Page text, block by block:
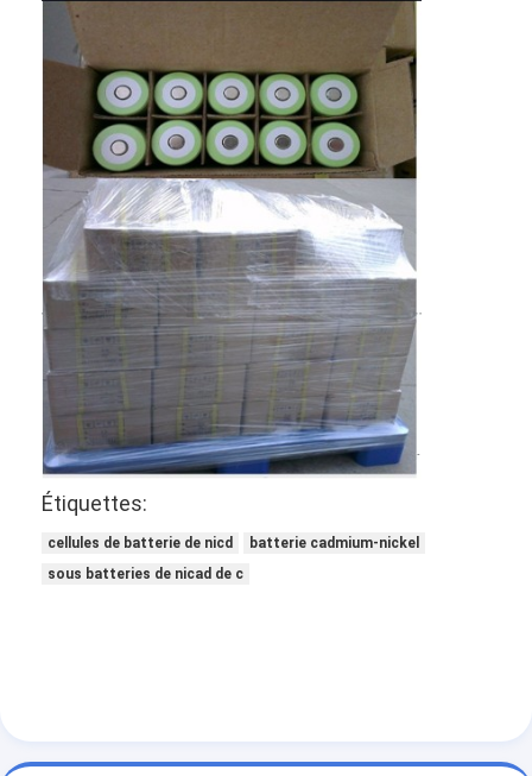
batterie du lithium lifepo4
batteries rechargeables d'ion de lithium
Batterie lithium-polymère
batteries de stockage de l'énergie
NiMH rechargeables Batteries
piles rechargeables NiCd
packs de batteries NiMH
NiCd batteries rechargeables
packs de batteries au lithium ionique
Étiquettes:
cellules de batterie de nicd
batterie cadmium-nickel
sous batteries de nicad de c